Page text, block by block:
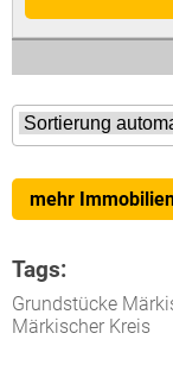
mehr
Tags:
Grundstücke
Märkischer Kreis